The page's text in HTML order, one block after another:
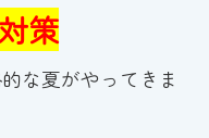
策
な夏がやってきま